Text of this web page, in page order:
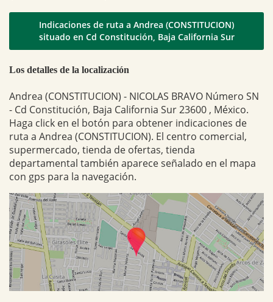
Indicaciones de ruta a Andrea (CONSTITUCION)
situado en Cd Constitución, Baja California Sur
Los detalles de la localización
Andrea (CONSTITUCION) - NICOLAS BRAVO Número SN
- Cd Constitución, Baja California Sur 23600 , México.
Haga click en el botón para obtener indicaciones de
ruta a Andrea (CONSTITUCION). El centro comercial,
supermercado, tienda de ofertas, tienda
departamental también aparece señalado en el mapa
con gps para la navegación.